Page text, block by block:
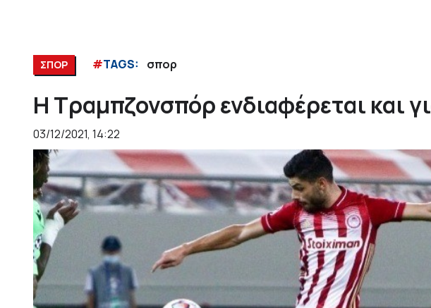
ΣΠΟΡ #TAGS: σπορ
Η Τραμπζονσπόρ ενδιαφέρεται και
03/12/2021, 14:22